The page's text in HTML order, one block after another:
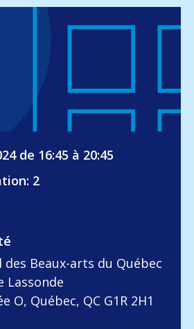
de 16:45 à 20:45
2
Beaux-arts du Québec
Lassonde
O, Québec, QC G1R 2H1